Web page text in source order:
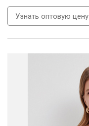
Узнать оптовую цену